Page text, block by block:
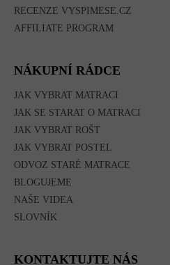
RECENZE VYSPIMESE.CZ
AFFILIATE PROGRAM
NÁKUPNÍ RÁDCE
JAK VYBRAT MATRACI
JAK SE STARAT O MATRACI
JAK VYBRAT ROŠT
JAK VYBRAT POSTEL
ODVOZ STARÉ MATRACE
BLOGUJEME
NAŠE VIDEA
SLOVNÍK
KONTAKTUJTE NÁS